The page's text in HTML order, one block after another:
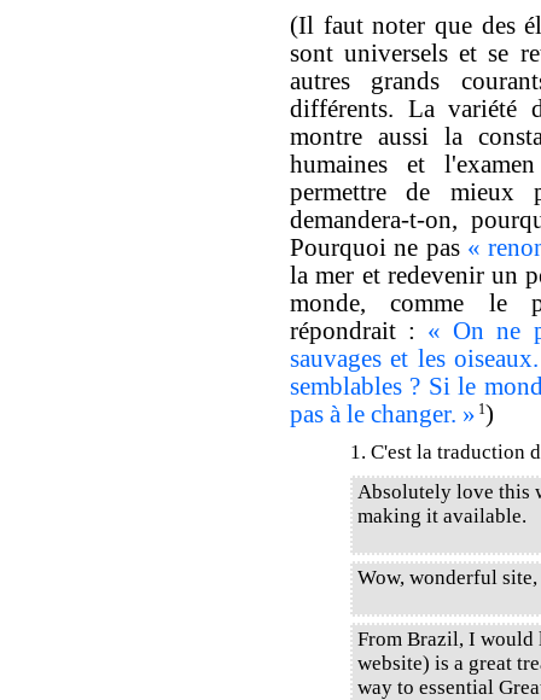
(Il faut noter que des
sont universels et se
autres grands
différents. La variété
montre aussi la
humaines et
permettre de mieux
demandera-t-on,
Pourquoi ne pas «
la mer et redevenir un
monde, comme le
répondrait : « On ne
sauvages et les
semblables ? Si le
pas à le changer. » 1)
1. C'est la traduction
Absolutely love this
making it available.
Wow, wonderful
From Brazil, I would
website) is a great
way to essential